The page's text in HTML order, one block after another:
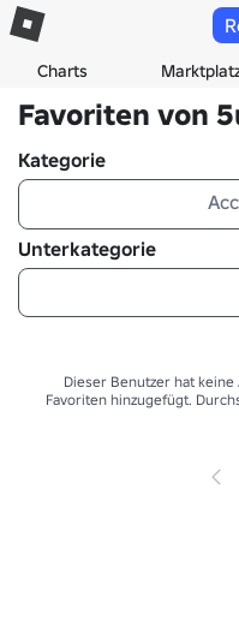
Charts
Favoriten von
Kategorie
Unterkategorie
Dieser Benutzer hat
Favoriten hinzugefügt.